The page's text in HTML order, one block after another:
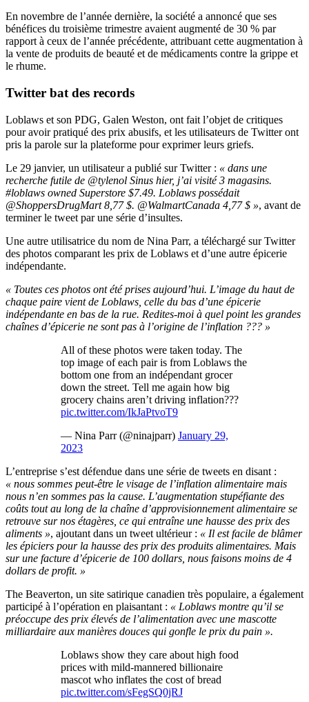
En novembre de l’année dernière, la société a annoncé que ses
bénéfices du troisième trimestre avaient augmenté de 30 % par
rapport à ceux de l’année précédente, attribuant cette augmentation à
la vente de produits de beauté et de médicaments contre la grippe et
le rhume.
Twitter bat des records
Loblaws et son PDG, Galen Weston, ont fait l’objet de critiques
pour avoir pratiqué des prix abusifs, et les utilisateurs de Twitter ont
pris la parole sur la plateforme pour exprimer leurs griefs.
Le 29 janvier, un utilisateur a publié sur Twitter : « dans une
recherche futile de @tylenol Sinus hier, j’ai visité 3 magasins.
#loblaws owned Superstore $7.49. Loblaws possédait
@ShoppersDrugMart 8,77 $. @WalmartCanada 4,77 $ », avant de
terminer le tweet par une série d’insultes.
Une autre utilisatrice du nom de Nina Parr, a téléchargé sur Twitter
des photos comparant les prix de Loblaws et d’une autre épicerie
indépendante.
« Toutes ces photos ont été prises aujourd’hui. L’image du haut de
chaque paire vient de Loblaws, celle du bas d’une épicerie
indépendante en bas de la rue. Redites-moi à quel point les grandes
chaînes d’épicerie ne sont pas à l’origine de l’inflation ??? »
All of these photos were taken today. The
top image of each pair is from Loblaws the
bottom one from an indépendant grocer
down the street. Tell me again how big
grocery chains aren’t driving inflation???
pic.twitter.com/IkJaPtvoT9
— Nina Parr (@ninajparr) January 29,
2023
L’entreprise s’est défendue dans une série de tweets en disant :
« nous sommes peut-être le visage de l’inflation alimentaire mais
nous n’en sommes pas la cause. L’augmentation stupéfiante des
coûts tout au long de la chaîne d’approvisionnement alimentaire se
retrouve sur nos étagères, ce qui entraîne une hausse des prix des
aliments », ajoutant dans un tweet ultérieur : « Il est facile de blâmer
les épiciers pour la hausse des prix des produits alimentaires. Mais
sur une facture d’épicerie de 100 dollars, nous faisons moins de 4
dollars de profit. »
The Beaverton, un site satirique canadien très populaire, a également
participé à l’opération en plaisantant : « Loblaws montre qu’il se
préoccupe des prix élevés de l’alimentation avec une mascotte
milliardaire aux manières douces qui gonfle le prix du pain ».
Loblaws show they care about high food
prices with mild-mannered billionaire
mascot who inflates the cost of bread
pic.twitter.com/sFegSQ0jRJ